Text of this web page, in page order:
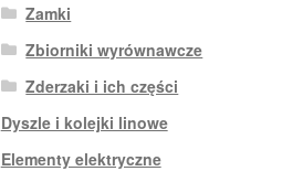
Zamki
Zbiorniki wyrównawcze
Zderzaki i ich części
Dyszle i kolejki linowe
Elementy elektryczne